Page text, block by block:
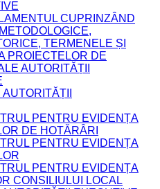
CUPRINZÂND
TERMENELE ȘI
PROIECTELOR DE
AUTORITĂȚII
PENTRU EVIDENȚA
DE HOTĂRÂRI
PENTRU EVIDENȚA
PENTRU EVIDENȚA
CONSILIULUI LOCAL